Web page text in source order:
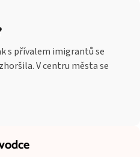
s přívalem imigrantů se
V centru města se